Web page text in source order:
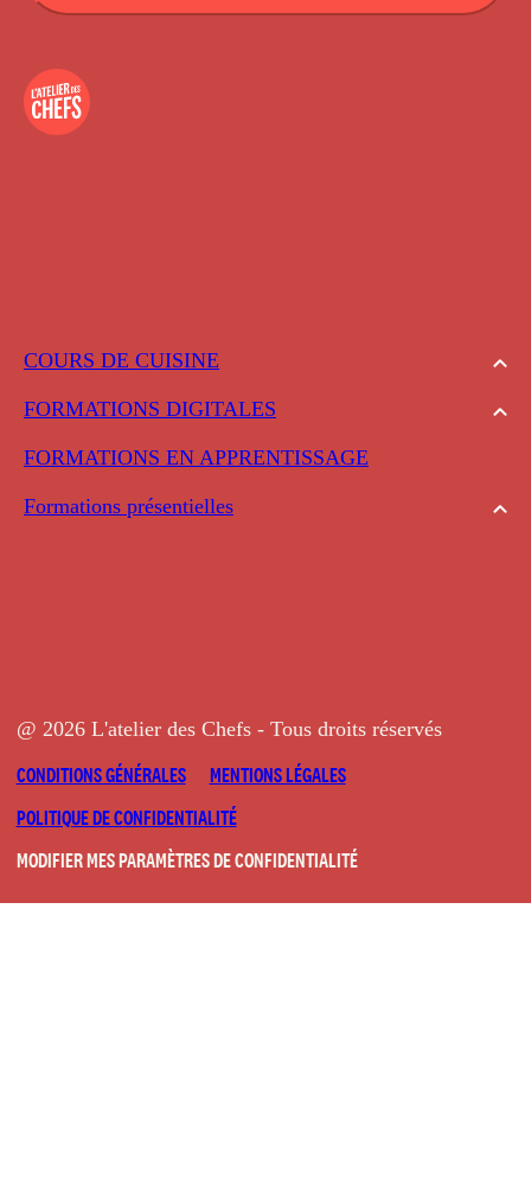
COURS DE CUISINE
FORMATIONS DIGITALES
FORMATIONS EN APPRENTISSAGE
Formations présentielles
@ 2026 L'atelier des Chefs - Tous droits réservés
CONDITIONS GÉNÉRALES
MENTIONS LÉGALES
POLITIQUE DE CONFIDENTIALITÉ
MODIFIER MES PARAMÈTRES DE CONFIDENTIALITÉ